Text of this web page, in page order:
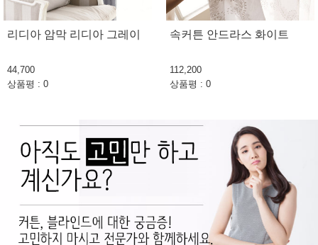
리디아 암막 리디아 그레이
44,700
상품평 : 0
속커튼 안드라스 화이트
112,200
상품평 : 0